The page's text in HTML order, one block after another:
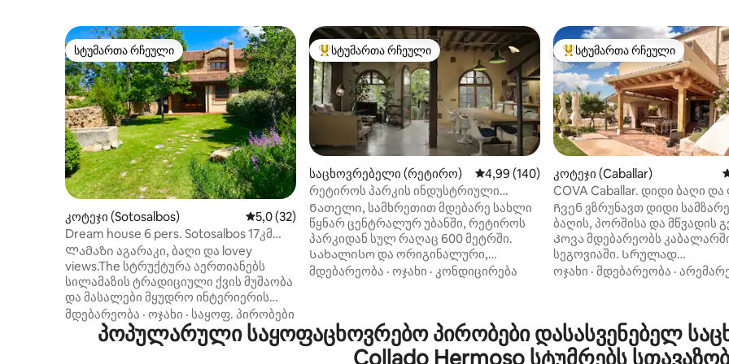
სტუმართა რჩეული
სტუმართა რჩეული
კოტეჯი (Sotosalbos) საშუალო შეფასებაა 5‑დან 5,0, 32 მიმოხილვა
5,0 (32)
Dream house 6 pers. Sotosalbos 17კმ
Segovia.
Ლამაზი აგარაკი, ბაღი და lovey
views.The სტრუქტურა აერთიანებს
სილამაზის ტრადიციული ქვის მუშაობა
და მასალები მყუდრო ინტერიერის
დიზაინი ქმნის ჰარმონიული ნაზავია
ძველი და ახალი. 230 კვადრატულ
მეტრზე მთავარი სახლი ძალიან
მდებარეობა · ოჯახი · საყოფ. პირობები
სტუმართა რჩეული მოწინავე ვარიანტი
სტუმართა რჩეული
საცხოვრებელი (რეტირო) საშუალო შეფასებაა 5‑დან 4,99, 140
4,99 (140)
რეტიროს პარკის ინდუსტრიული
სახლი
Ნათელი, სამხრეთით მდებარე სახლი
წყნარ ცენტრალურ უბანში, რეტიროს
პარკიდან სულ რაღაც 600 მეტრში.
Სახალისო და ორიგინალური,
სამრეწველო ატმოსფეროთი, ამ 160 კვ/
არის დიდი ღია სამზარეულო,
სასადილო და საცხოვრებელი სივრცე
მდებარეობა · ოჯახი · კონდიცირება
სტუმართა რჩეული მოწინავე
სტუმართა რჩეული
კოტეჯი (Caballar)
COVA Caballar. დიდი ბაღი და
მზის ჩასვლა
Ჩვენ ვზრუნავთ დიდი
ბაღის, პორშისა და მწვადის
Კოვა მდებარეობს
სეგოვიაში. Სრულად
გარემონტებულია. მასში არის
სააბაზანო, უნიტაზი და Wi ‑ Fi
Ტურეგანოდან 5 კმ-შია.
ოჯახი · მდებარეობა ·
პოპულარული საყოფაცხოვრებო პირობები დასასვენებელ
Collado Hermoso სტუმრებს